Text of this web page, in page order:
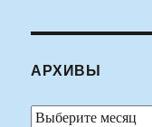
АРХИВЫ
Архивы